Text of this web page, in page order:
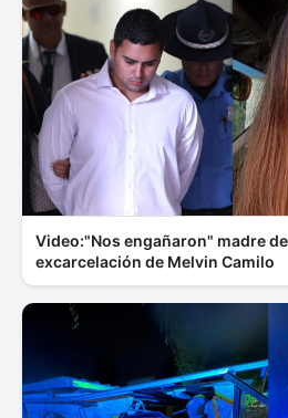
Video:"Nos engañaron" madre
excarcelación de Melvin Camilo